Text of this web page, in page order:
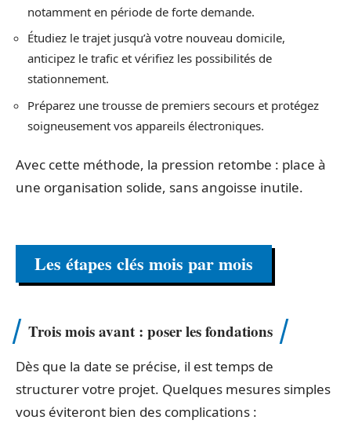
notamment en période de forte demande.
Étudiez le trajet jusqu’à votre nouveau domicile,
anticipez le trafic et vérifiez les possibilités de
stationnement.
Préparez une trousse de premiers secours et protégez
soigneusement vos appareils électroniques.
Avec cette méthode, la pression retombe : place à
une organisation solide, sans angoisse inutile.
Les étapes clés mois par mois
Trois mois avant : poser les fondations
Dès que la date se précise, il est temps de
structurer votre projet. Quelques mesures simples
vous éviteront bien des complications :